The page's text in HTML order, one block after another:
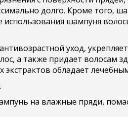
долго. Кроме того,
использования шампуня
уход,
а также придает волосам
экстрактов обладает
на влажные пряди,